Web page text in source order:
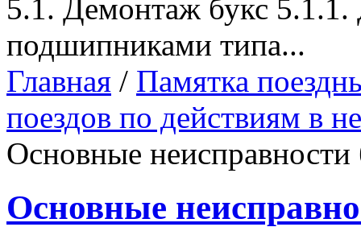
5.1. Демонтаж букс
подшипниками типа...
Главная / Памятка
поездов по действиям в
Основные неисправности
Основные